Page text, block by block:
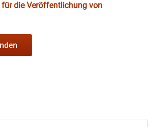
die Veröffentlichung von